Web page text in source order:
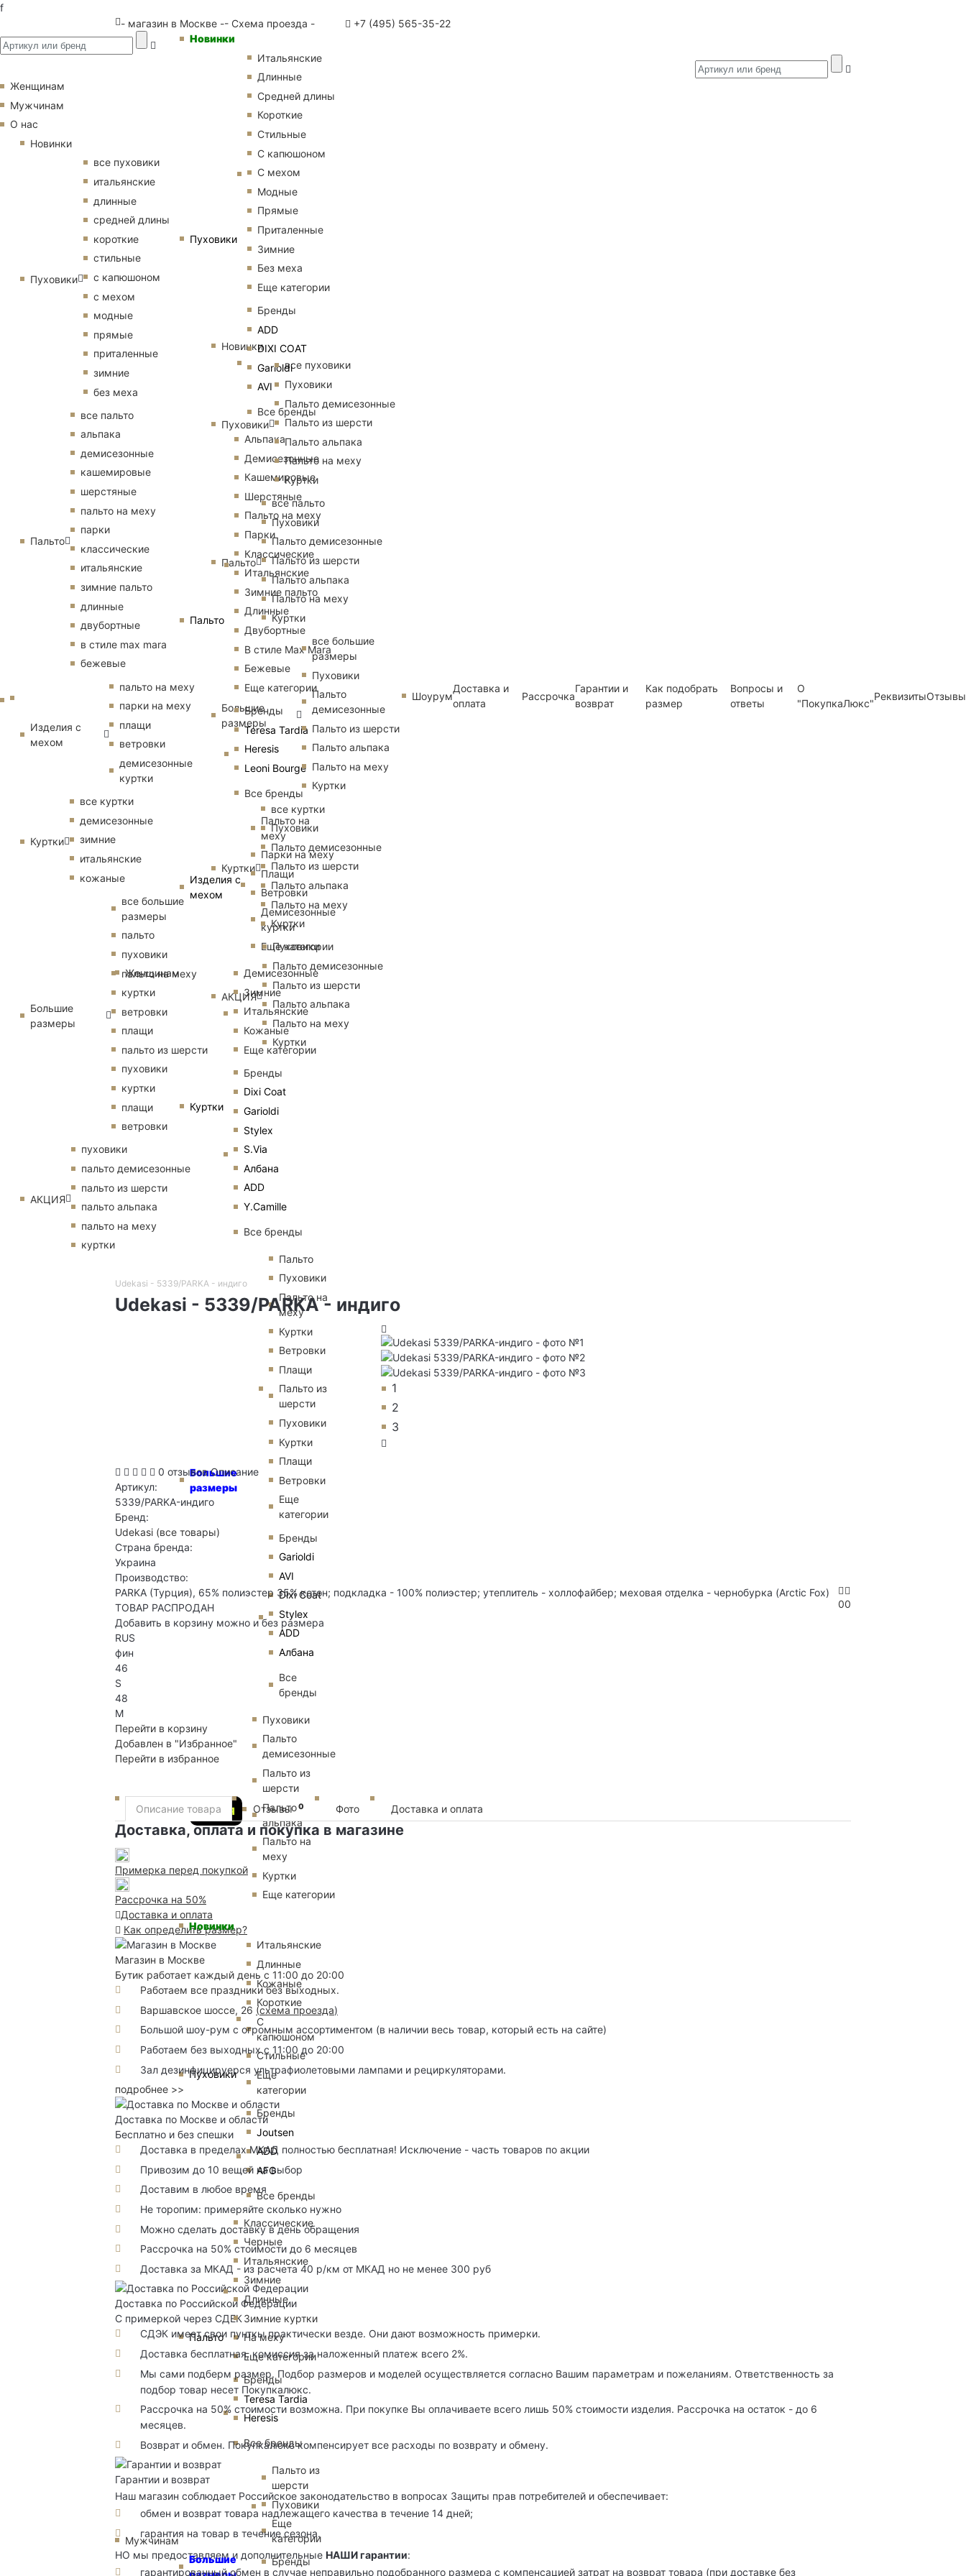
f
- магазин в Москве -- Схема проезда - +7 (495) 565-35-22
Женщинам
Новинки
Пуховики
Итальянские
Длинные
Средней длины
Короткие
Стильные
С капюшоном
С мехом
Модные
Прямые
Приталенные
Зимние
Без меха
Еще категории
Бренды
ADD
DIXI COAT
Garioldi
AVI
Все бренды
Пальто
Альпака
Демисезонные
Кашемировые
Шерстяные
Пальто на меху
Парки
Классические
Итальянские
Зимние пальто
Длинные
Двубортные
В стиле Max Mara
Бежевые
Еще категории
Бренды
Teresa Tardia
Heresis
Leoni Bourge
Все бренды
Изделия с
мехом
Пальто на
меху
Парки на меху
Плащи
Ветровки
Демисезонные
куртки
Еще категории
Куртки
Демисезонные
Зимние
Итальянские
Кожаные
Еще категории
Бренды
Dixi Coat
Garioldi
Stylex
S.Via
Албана
ADD
Y.Camille
Все бренды
Большие
размеры
Пальто
Пуховики
Пальто на
меху
Куртки
Ветровки
Плащи
Пальто из
шерсти
Пуховики
Куртки
Плащи
Ветровки
Еще
категории
Бренды
Garioldi
AVI
Dixi Coat
Stylex
ADD
Албана
Все
бренды
АКЦИЯ
Пуховики
Пальто
демисезонные
Пальто из
шерсти
Пальто
альпака
Пальто на
меху
Куртки
Еще категории
Мужчинам
Новинки
Пуховики
Итальянские
Длинные
Кожаные
Короткие
С
капюшоном
Стильные
Еще
категории
Бренды
Joutsen
ADD
AFG
Все бренды
Пальто
Классические
Черные
Итальянские
Зимние
Длинные
Зимние куртки
На меху
Еще категории
Бренды
Teresa Tardia
Heresis
Все бренды
Большие
Пальто из
шерсти
Пуховики
Еще
категории
Бренды
00
Женщинам
Мужчинам
О нас
Новинки
Пуховики
все пуховики
итальянские
длинные
средней длины
короткие
стильные
с капюшоном
с мехом
модные
прямые
приталенные
зимние
без меха
Пальто
все пальто
альпака
демисезонные
кашемировые
шерстяные
пальто на меху
парки
классические
итальянские
зимние пальто
длинные
двубортные
в стиле max mara
бежевые
Изделия с
мехом
пальто на меху
парки на меху
плащи
ветровки
демисезонные
куртки
Куртки
все куртки
демисезонные
зимние
итальянские
кожаные
Большие
размеры
все большие
размеры
пальто
пуховики
пальто на меху
куртки
ветровки
плащи
пальто из шерсти
пуховики
куртки
плащи
ветровки
АКЦИЯ
пуховики
пальто демисезонные
пальто из шерсти
пальто альпака
пальто на меху
куртки
Новинки
Пуховики
все пуховики
Пуховики
Пальто демисезонные
Пальто из шерсти
Пальто альпака
Пальто на меху
Куртки
Пальто
все пальто
Пуховики
Пальто демисезонные
Пальто из шерсти
Пальто альпака
Пальто на меху
Куртки
Большие
размеры
все большие
размеры
Пуховики
Пальто
демисезонные
Пальто из шерсти
Пальто альпака
Пальто на меху
Куртки
Куртки
все куртки
Пуховики
Пальто демисезонные
Пальто из шерсти
Пальто альпака
Пальто на меху
Куртки
АКЦИЯ
Пуховики
Пальто демисезонные
Пальто из шерсти
Пальто альпака
Пальто на меху
Куртки
Шоурум
Доставка и
оплата
Рассрочка
Гарантии и
возврат
Как подобрать
размер
Вопросы и
ответы
О
"ПокупкаЛюкс"
РеквизитыОтзывы
Udekasi - 5339/PARKA - индиго
Udekasi - 5339/PARKA - индиго
1
2
3
0 отзывов Описание
Артикул:
5339/PARKA-индиго
Бренд:
Udekasi (все товары)
Страна бренда:
Украина
Производство:
PARKA (Турция), 65% полиэстер 35% котон; подкладка - 100% полиэстер; утеплитель - холлофайбер; меховая отделка - чернобурка (Arctic Fox)
ТОВАР РАСПРОДАН
Добавить в корзину можно и без размера
RUS
фин
46
S
48
M
Перейти в корзину
Добавлен в "Избранное"
Перейти в избранное
Описание товара Отзывы 0 Фото Доставка и оплата
Доставка, оплата и покупка в магазине
Примерка перед покупкой
Рассрочка на 50%
Доставка и оплата
Как определить размер?
Магазин в Москве
Бутик работает каждый день с 11:00 до 20:00
Работаем все праздники без выходных.
Варшавское шоссе, 26 (схема проезда)
Большой шоу-рум с огромным ассортиментом (в наличии весь товар, который есть на сайте)
Работаем без выходных с 11:00 до 20:00
Зал дезинфицируерся ультрафиолетовыми лампами и рециркуляторами.
подробнее >>
Доставка по Москве и области
Бесплатно и без спешки
Доставка в пределах МКАД полностью бесплатная! Исключение - часть товаров по акции
Привозим до 10 вещей на выбор
Доставим в любое время
Не торопим: примеряйте сколько нужно
Можно сделать доставку в день обращения
Рассрочка на 50% стоимости до 6 месяцев
Доставка за МКАД - из расчета 40 р/км от МКАД но не менее 300 руб
Доставка по Российской Федерации
С примеркой через СДЕК
СДЭК имеет свои пунткы практически везде. Они дают возможность примерки.
Доставка бесплатная, комиссия за наложенный платеж всего 2%.
Мы сами подберм размер. Подбор размеров и моделей осуществляется согласно Вашим параметрам и пожеланиям. Ответственность за
подбор товар несет Покупкалюкс.
Рассрочка на 50% стоимости возможна. При покупке Вы оплачиваете всего лишь 50% стоимости изделия. Рассрочка на остаток - до 6
месяцев.
Возврат и обмен. Покупкалюкс компенсирует все расходы по возврату и обмену.
Гарантии и возврат
Наш магазин соблюдает Российское законодательство в вопросах Защиты прав потребителей и обеспечивает:
обмен и возврат товара надлежащего качества в течение 14 дней;
гарантия на товар в течение сезона.
НО мы предоставляем и дополнительные НАШИ гарантии:
гарантированный обмен в случае неправильно подобранного размера с компенсацией затрат на возврат товара (при доставке без